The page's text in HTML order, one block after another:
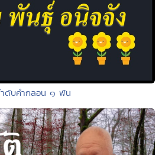
ดับคำกลอน ๑ พัน